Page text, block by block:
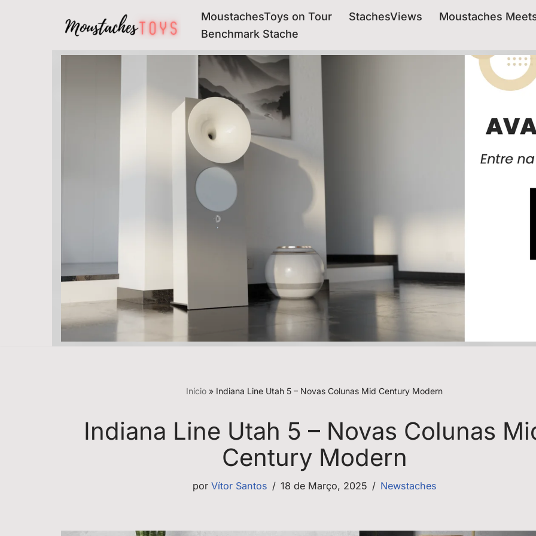
MoustachesToys on Tour StachesViews
Moustaches
Benchmark Stache
Início » Indiana Line Utah 5 – Novas Colunas Mid Century Modern
Indiana Line Utah 5 – Novas Colunas
Century Modern
por Vítor Santos 18 de Março, 2025 Newstaches